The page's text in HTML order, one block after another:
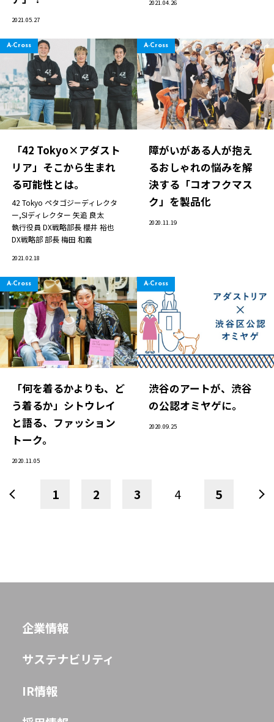
2021.05.27
2021.04.26
「42 Tokyo×アダスト
リア」そこから生まれ
る可能性とは。
A-Cross
42 Tokyo ペタゴジーディレクタ
ー,SIディレクター 矢追 良太
執行役員 DX戦略部長櫻井 裕也
DX戦略部 部長梅田 和義
2021.02.18
障がいがある人が抱え
るおしゃれの悩みを解
決する「コオフクマス
ク」を製品化
A-Cross
2020.11.19
「何を着るかよりも、ど
う着るか」シトウレイ
と語る、ファッション
トーク。
A-Cross
2020.11.05
渋谷のアートが、渋谷
の公認オミヤゲに。
A-Cross
2020.09.25
1 2 3 4 5
企業情報
サステナビリティ
IR情報